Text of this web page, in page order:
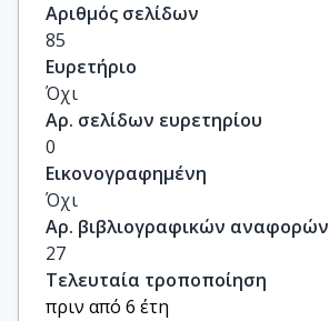
Αριθμός σελίδων
85
Ευρετήριο
Όχι
Αρ. σελίδων ευρετηρίου
0
Εικονογραφημένη
Όχι
Αρ. βιβλιογραφικών αναφορών
27
Τελευταία τροποποίηση
πριν από 6 έτη